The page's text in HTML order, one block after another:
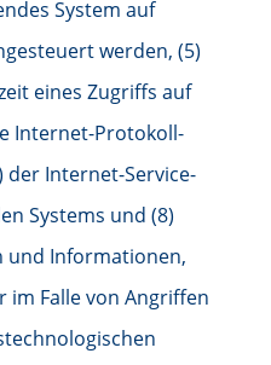
System auf
werden, (5)
eines Zugriffs auf
Internet-Protokoll-
der Internet-Service-
Systems und (8)
und Informationen,
im Falle von Angriffen